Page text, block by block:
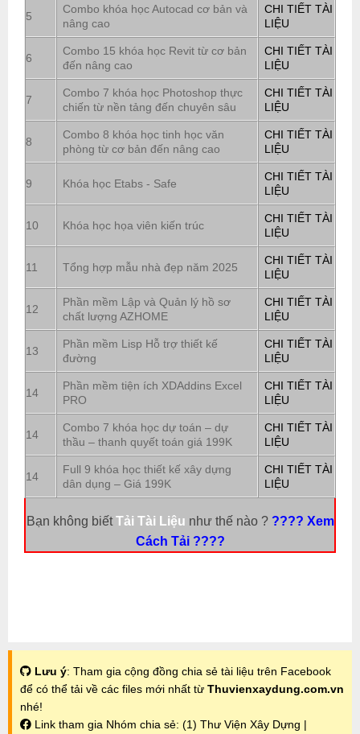
5
Combo khóa học Autocad cơ bản và
nâng cao
CHI TIẾT TÀI
LIỆU
6
Combo 15 khóa học Revit từ cơ bản
đến nâng cao
CHI TIẾT TÀI
LIỆU
7
Combo 7 khóa học Photoshop thực
chiến từ nền tảng đến chuyên sâu
CHI TIẾT TÀI
LIỆU
8
Combo 8 khóa học tinh học văn
phòng từ cơ bản đến nâng cao
CHI TIẾT TÀI
LIỆU
9 Khóa học Etabs - Safe
CHI TIẾT TÀI
LIỆU
10 Khóa học họa viên kiến trúc
CHI TIẾT TÀI
LIỆU
11 Tổng hợp mẫu nhà đẹp năm 2025
CHI TIẾT TÀI
LIỆU
12
Phần mềm Lập và Quản lý hồ sơ
chất lượng AZHOME
CHI TIẾT TÀI
LIỆU
13
Phần mềm Lisp Hỗ trợ thiết kế
đường
CHI TIẾT TÀI
LIỆU
14
Phần mềm tiện ích XDAddins Excel
PRO
CHI TIẾT TÀI
LIỆU
14
Combo 7 khóa học dự toán – dự
thầu – thanh quyết toán giá 199K
CHI TIẾT TÀI
LIỆU
14
Full 9 khóa học thiết kế xây dựng
dân dụng – Giá 199K
CHI TIẾT TÀI
LIỆU
Bạn không biếtTải Tài Liệu như thế nào ? ???? Xem
Cách Tải ????
Lưu ý: Tham gia cộng đồng chia sẻ tài liệu trên Facebook
để có thể tải về các files mới nhất từ Thuvienxaydung.com.vn
nhé!
Link tham gia Nhóm chia sẻ: (1) Thư Viện Xây Dựng |